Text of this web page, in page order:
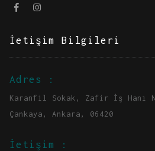
İetişim Bilgileri
Adres :
Karanfil Sokak, Zafir İş Hanı
Çankaya, Ankara, 06420
İetişim :